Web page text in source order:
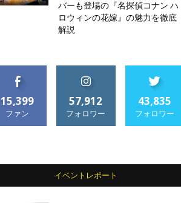
バーも登場の『名探偵コナン ハ
ロウィンの花嫁』の魅力を徹底
解説
15,399
ファン
57,912
フォロワー
43,835
フォロワー
イベントレポート